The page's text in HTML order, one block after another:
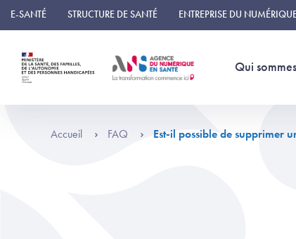
Panneau de gestion des cookies
E-SANTÉ STRUCTURE DE SANTÉ ENTREPRISE DU
Qui
Accueil FAQ Est-il possible de supprimer